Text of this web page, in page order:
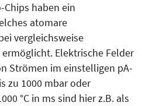
Chips haben ein
atomare
vergleichsweise
Elektrische Felder
Strömen im einstelligen pA-
zu 1000 mbar oder
°C in ms sind hier z.B. als